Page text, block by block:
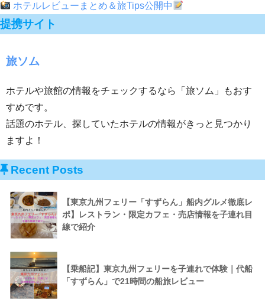
ホテルレビューまとめ＆旅Tips公開中
提携サイト
旅ソム
ホテルや旅館の情報をチェックするなら「旅ソム」もおす
すめです。
話題のホテル、探していたホテルの情報がきっと見つかり
ますよ！
Recent Posts
【東京九州フェリー「すずらん」船内グルメ徹底レ
ポ】レストラン・限定カフェ・売店情報を子連れ目
線で紹介
【乗船記】東京九州フェリーを子連れで体験｜代船
「すずらん」で21時間の船旅レビュー